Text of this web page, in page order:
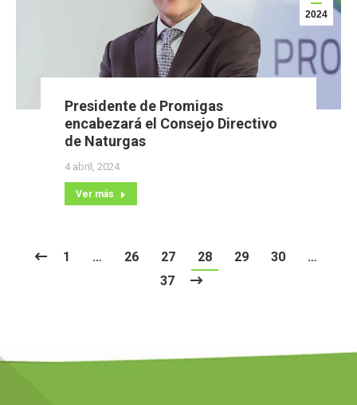
2024
Presidente de Promigas
encabezará el Consejo Directivo
de Naturgas
4 abril, 2024
Ver más
1 … 26 27 28 29 30
…
37